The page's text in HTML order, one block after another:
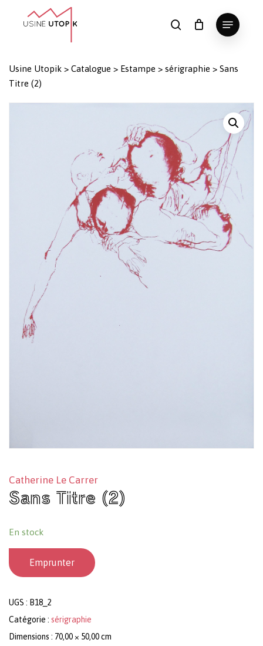
search
Menu
Panier Fermer
le
Usine Utopik > Catalogue > Estampe > sérigraphie > Sans
Titre (2)
Catherine Le Carrer
Sans Titre (2)
En stock
Emprunter
UGS : B18_2
Catégorie : sérigraphie
Dimensions : 70,00 × 50,00 cm
Close